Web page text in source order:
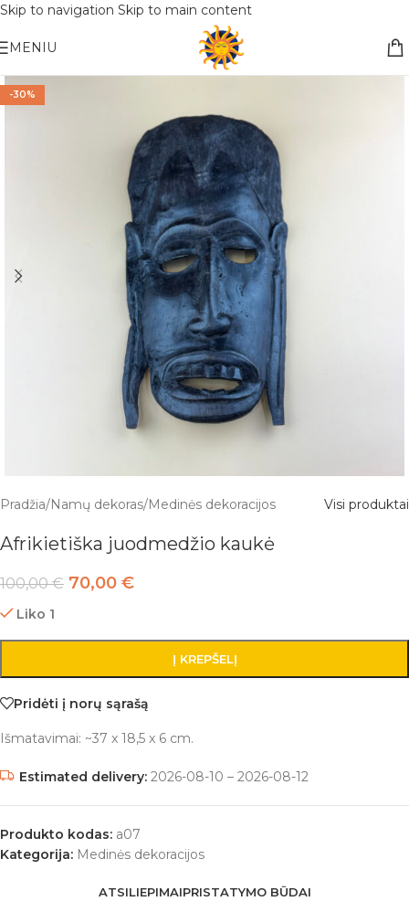
Skip to navigation Skip to main content
Nemokamas pristatymas į paštomatą apsiperkant už 30€!!
MENIU
-30%
Pradžia/Namų dekoras/Medinės dekoracijos Visi produktai
Afrikietiška juodmedžio kaukė
100,00€ 70,00 €
Liko 1
Į KREPŠELĮ
Pridėti į norų sąrašą
Išmatavimai: ~37 x 18,5 x 6 cm.
Estimated delivery: 2026-08-10 – 2026-08-12
Produkto kodas: a07
Kategorija: Medinės dekoracijos
ATSILIEPIMAIPRISTATYMO BŪDAI